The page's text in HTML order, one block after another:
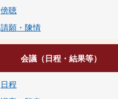
傍聴
請願・陳情
会議（日程・結果等）
日程